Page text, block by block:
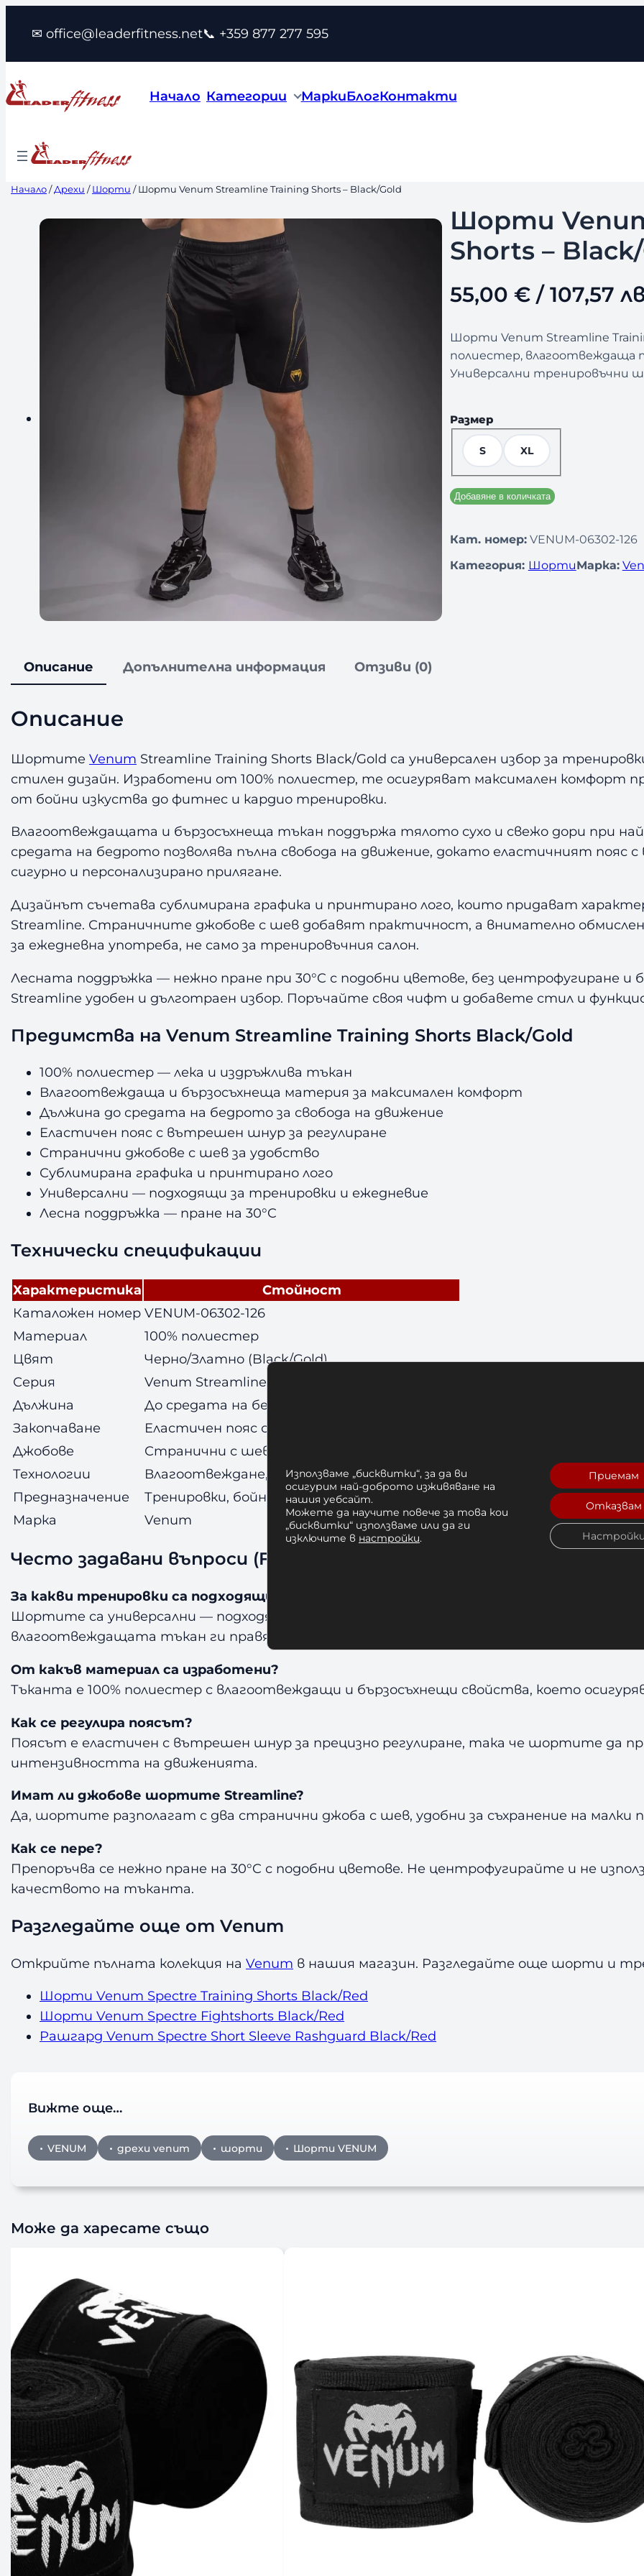
съдържанието
✉ office@leaderfitness.net📞 +359 877 277 595
Начало Категории МаркиБлогКонтакти
Начало/Дрехи /Шорти / Шорти Venum Streamline Training Shorts – Black/Gold
Шорти
Shorts –
55,00 €/ 107,57
Шорти Venum Streamline
полиестер, влагоотвеждаща
Универсални тренировъчни
Размер
S XL
Добавяне в количката
Кат. номер: VENUM-06302-126
Категория: ШортиМарка:
Описание Допълнителна информация Отзиви (0)
Описание
ШортитеVenum Streamline Training Shorts Black/Gold са универсален избор за
стилен дизайн. Изработени от 100% полиестер, те осигуряват максимален комфорт
от бойни изкуства до фитнес и кардио тренировки.
Влагоотвеждащата и бързосъхнеща тъкан поддържа тялото сухо и свежо дори при
средата на бедрото позволява пълна свобода на движение, докато еластичният пояс
сигурно и персонализирано прилягане.
Дизайнът съчетава сублимирана графика и принтирано лого, които придават
Streamline. Страничните джобове с шев добавят практичност, а внимателно
за ежедневна употреба, не само за тренировъчния салон.
Лесната поддръжка — нежно пране при 30°C с подобни цветове, без центрофугиране
Streamline удобен и дълготраен избор. Поръчайте своя чифт и добавете стил и
Предимства на Venum Streamline Training Shorts Black/Gold
100% полиестер — лека и издръжлива тъкан
Влагоотвеждаща и бързосъхнеща материя за максимален комфорт
Дължина до средата на бедрото за свобода на движение
Еластичен пояс с вътрешен шнур за регулиране
Странични джобове с шев за удобство
Сублимирана графика и принтирано лого
Универсални — подходящи за тренировки и ежедневие
Лесна поддръжка — пране на 30°C
Технически спецификации
Характеристика
Стойност
Каталожен номер VENUM-06302-126
Материал
100% полиестер
Цвят
Черно/Златно (Black/Gold)
Серия
Venum Streamline
Дължина
До средата на бедрото
Закопчаване
Еластичен пояс с вътрешен шнур
Джобове
Странични с шев
Технологии
Влагоотвеждане, сублимация, бързо съхнене
Предназначение
Тренировки, бойни изкуства, фитнес
Марка
Venum
Често задавани въпроси (FAQ)
За какви тренировки са подходящи шортите Venum Streamline?
Шортите са универсални — подходящи за бойни изкуства, фитнес, кардио и
влагоотвеждащата тъкан ги правят удобни при всякакъв вид натоварване.
От какъв материал са изработени?
Тъканта е 100% полиестер с влагоотвеждащи и бързосъхнещи свойства, което
Как се регулира поясът?
Поясът е еластичен с вътрешен шнур за прецизно регулиране, така че шортите да
интензивността на движенията.
Имат ли джобове шортите Streamline?
Да, шортите разполагат с два странични джоба с шев, удобни за съхранение на малки
Как се пере?
Препоръчва се нежно пране на 30°C с подобни цветове. Не центрофугирайте и не
качеството на тъканта.
Разгледайте още от Venum
Открийте пълната колекция наVenum в нашия магазин. Разгледайте още шорти и
Шорти Venum Spectre Training Shorts Black/Red
Шорти Venum Spectre Fightshorts Black/Red
Рашгард Venum Spectre Short Sleeve Rashguard Black/Red
Вижте още…
VENUM дрехи venum шорти Шорти VENUM
Може да харесате също
Използваме „бисквитки“, за да ви
осигурим най-доброто изживяване на
нашия уебсайт.
Можете да научите повече за това кои
„бисквитки“ използваме или да ги
изключите в настройки.
Приемам
Отказвам